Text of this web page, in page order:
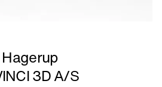
3D A/S